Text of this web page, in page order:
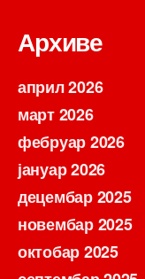
Архиве
април 2026
март 2026
фебруар 2026
јануар 2026
децембар 2025
новембар 2025
октобар 2025